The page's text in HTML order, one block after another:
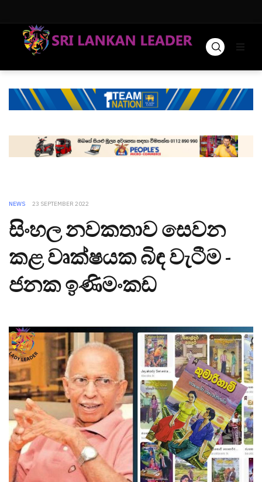
NEWS 23 SEPTEMBER 2022
සිංහල නවකතාව සෙවන
කළ වෘක්ෂයක බිඳ වැටීම -
ජනක ඉණිමංකඩ